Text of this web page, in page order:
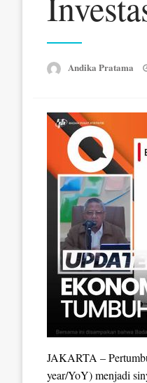
Andika Pratama
JAKARTA –
year/YoY) menjadi